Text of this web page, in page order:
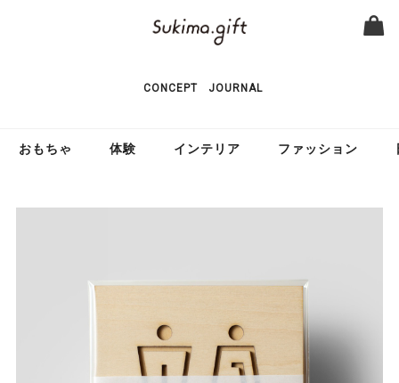
CONCEPT JOURNAL
おもちゃ 体験 インテリア ファッション